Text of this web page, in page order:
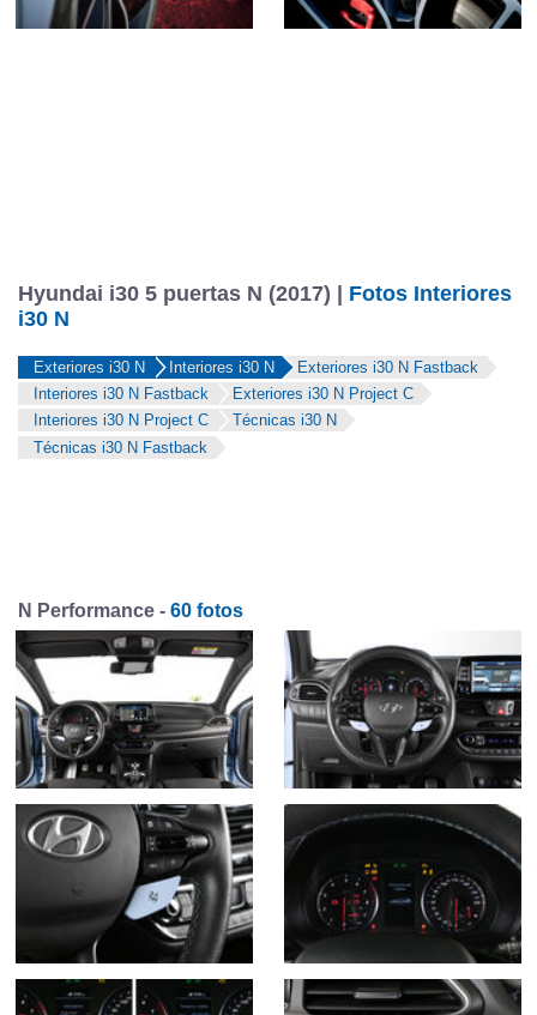
Hyundai i30 5 puertas N (2017) | Fotos Interiores
i30 N
Exteriores i30 N Interiores i30 N
Exteriores i30 N Fastback
Interiores i30 N Fastback
Exteriores i30 N Project C
Interiores i30 N Project C
Técnicas i30 N
Técnicas i30 N Fastback
N Performance - 60 fotos